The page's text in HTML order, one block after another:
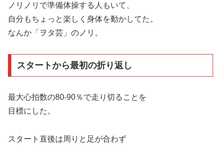
ノリノリで準備体操する人もいて、
自分もちょっと楽しく身体を動かしてた。
なんか「ヲタ芸」のノリ。
スタートから最初の折り返し
最大心拍数の80-90％で走り切ることを
目標にした。
スタート直後は周りと足が合わず